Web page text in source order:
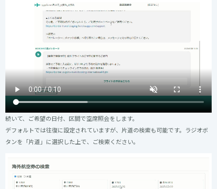
続いて、ご希望の日付、区間で空席照会をします。
デフォルトでは往復に設定されていますが、片道の検索も可能です。ラジオボ
タンを「片道」に選択した上で、ご検索ください。